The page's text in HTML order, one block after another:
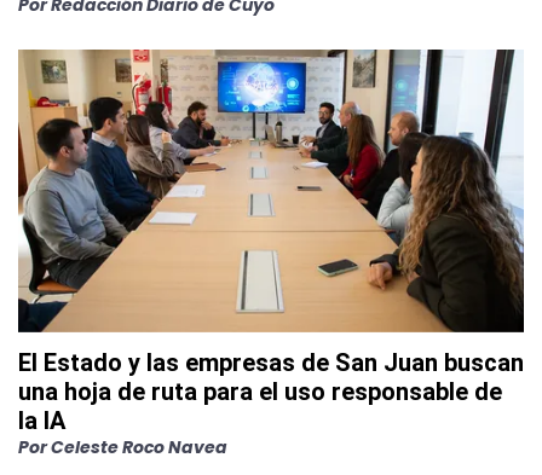
PorRedacción Diario de Cuyo
El Estado y las empresas de San Juan buscan
una hoja de ruta para el uso responsable de
la IA
PorCeleste Roco Navea